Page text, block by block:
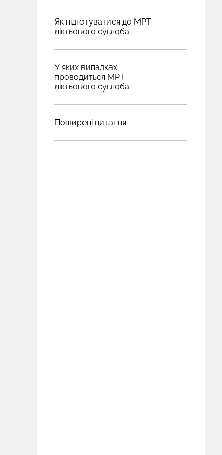
Як підготуватися до МРТ
ліктьового суглоба
У яких випадках
проводиться МРТ
ліктьового суглоба
Поширені питання